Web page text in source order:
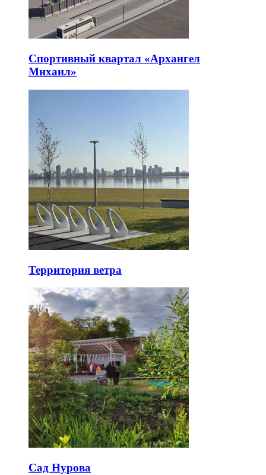
Спортивный квартал «Архангел
Михаил»
Территория ветра
Сад Нурова